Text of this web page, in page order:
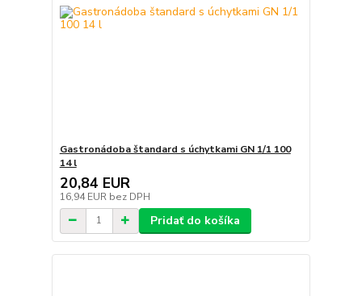
Gastronádoba štandard s úchytkami GN 1/1 100
14 l
20,84 EUR
16,94 EUR bez DPH
Pridať do košíka